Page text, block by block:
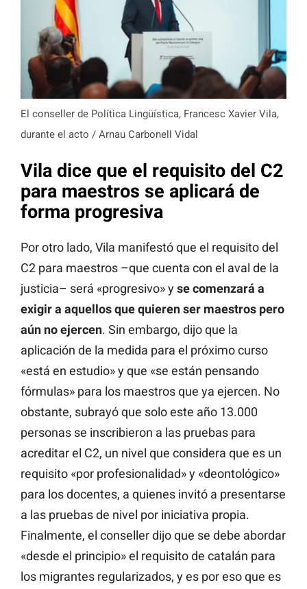
El conseller de Política Lingüística, Francesc Xavier Vila,
durante el acto / Arnau Carbonell Vidal
Vila dice que el requisito del C2
para maestros se aplicará de
forma progresiva
Por otro lado, Vila manifestó que el requisito del
C2 para maestros –que cuenta con el aval de la
justicia– será «progresivo» y se comenzará a
exigir a aquellos que quieren ser maestros pero
aún no ejercen. Sin embargo, dijo que la
aplicación de la medida para el próximo curso
«está en estudio» y que «se están pensando
fórmulas» para los maestros que ya ejercen. No
obstante, subrayó que solo este año 13.000
personas se inscribieron a las pruebas para
acreditar el C2, un nivel que considera que es un
requisito «por profesionalidad» y «deontológico»
para los docentes, a quienes invitó a presentarse
a las pruebas de nivel por iniciativa propia.
Finalmente, el conseller dijo que se debe abordar
«desde el principio» el requisito de catalán para
los migrantes regularizados, y es por eso que es